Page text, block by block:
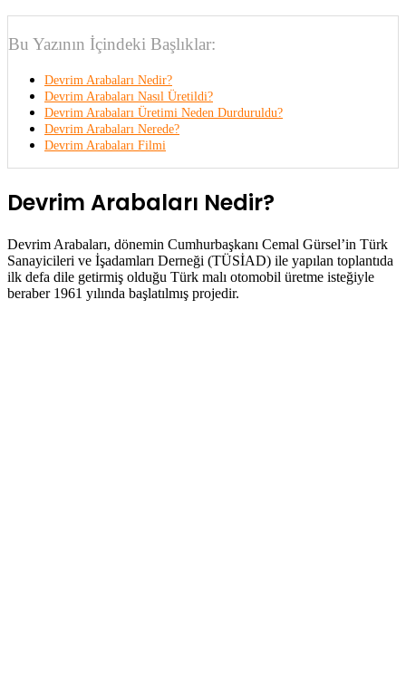
Bu Yazının İçindeki Başlıklar:
Devrim Arabaları Nedir?
Devrim Arabaları Nasıl Üretildi?
Devrim Arabaları Üretimi Neden Durduruldu?
Devrim Arabaları Nerede?
Devrim Arabaları Filmi
Devrim Arabaları Nedir?
Devrim Arabaları, dönemin Cumhurbaşkanı Cemal Gürsel’in Türk
Sanayicileri ve İşadamları Derneği (TÜSİAD) ile yapılan toplantıda
ilk defa dile getirmiş olduğu Türk malı otomobil üretme isteğiyle
beraber 1961 yılında başlatılmış projedir.